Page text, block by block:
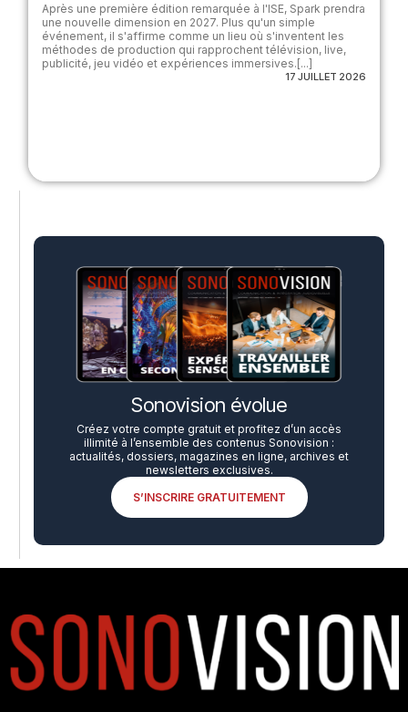
Après une première édition remarquée à l'ISE, Spark prendra
une nouvelle dimension en 2027. Plus qu'un simple
événement, il s'affirme comme un lieu où s'inventent les
méthodes de production qui rapprochent télévision, live,
publicité, jeu vidéo et expériences immersives.[...]
17 JUILLET 2026
Sonovision évolue
Créez votre compte gratuit et profitez d’un accès
illimité à l’ensemble des contenus Sonovision :
actualités, dossiers, magazines en ligne, archives et
newsletters exclusives.
S’INSCRIRE GRATUITEMENT